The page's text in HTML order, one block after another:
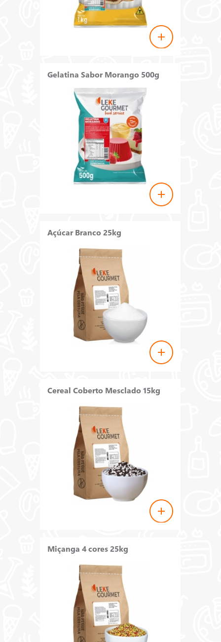
Gelatina Sabor Morango 500g
Açúcar Branco 25kg
Cereal Coberto Mesclado 15kg
Miçanga 4 cores 25kg